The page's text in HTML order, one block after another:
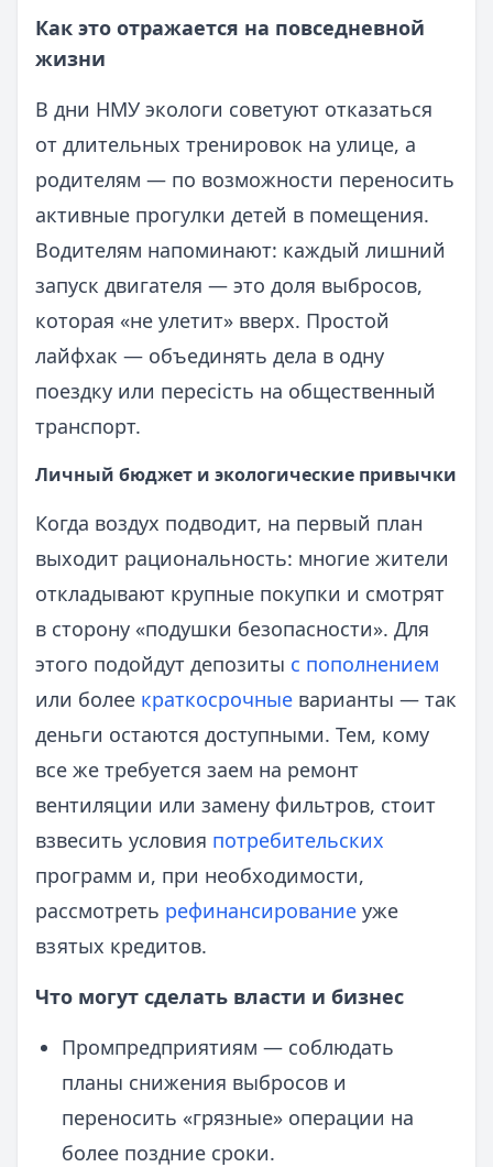
Как это отражается на повседневной
жизни
В дни НМУ экологи советуют отказаться
от длительных тренировок на улице, а
родителям — по возможности переносить
активные прогулки детей в помещения.
Водителям напоминают: каждый лишний
запуск двигателя — это доля выбросов,
которая «не улетит» вверх. Простой
лайфхак — объединять дела в одну
поездку или пересість на общественный
транспорт.
Личный бюджет и экологические привычки
Когда воздух подводит, на первый план
выходит рациональность: многие жители
откладывают крупные покупки и смотрят
в сторону «подушки безопасности». Для
этого подойдут депозиты с пополнением
или более краткосрочные варианты — так
деньги остаются доступными. Тем, кому
все же требуется заем на ремонт
вентиляции или замену фильтров, стоит
взвесить условия потребительских
программ и, при необходимости,
рассмотреть рефинансирование уже
взятых кредитов.
Что могут сделать власти и бизнес
Промпредприятиям — соблюдать
планы снижения выбросов и
переносить «грязные» операции на
более поздние сроки.